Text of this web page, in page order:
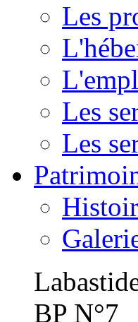
Les
Les
Les
BP N°7